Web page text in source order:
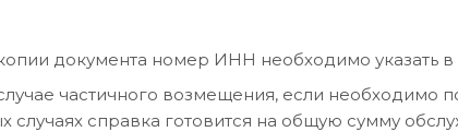
документа номер ИНН необходимо указать в
частичного возмещения, если необходимо
случаях справка готовится на общую сумму